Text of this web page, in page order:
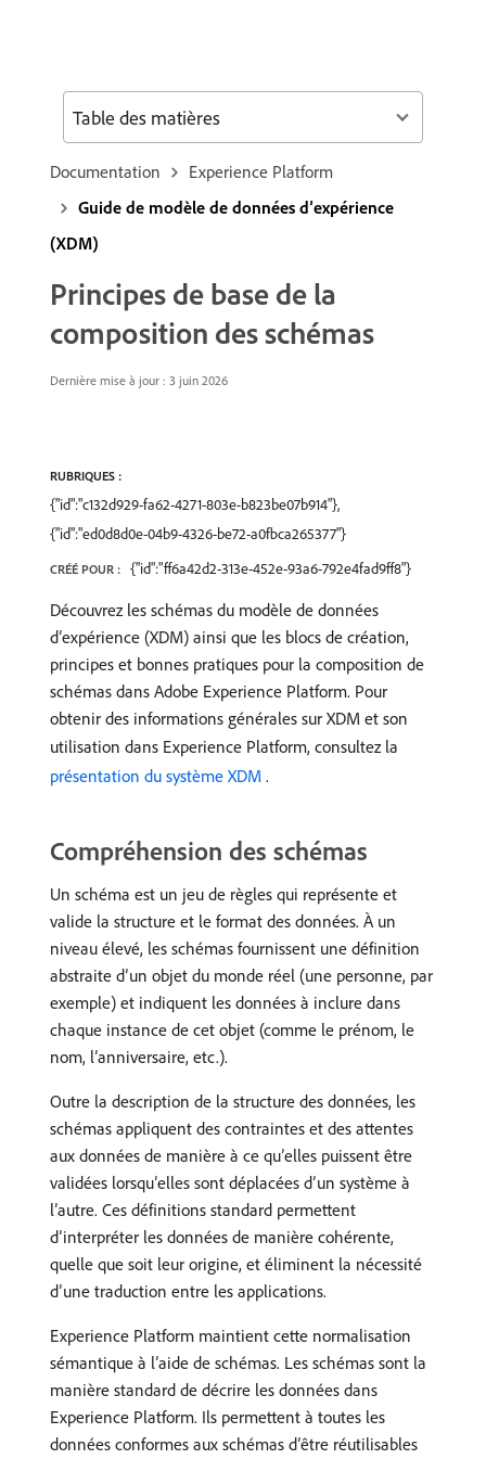
Documentation
Experience Platform
Guide de modèle de données d’expérience
(XDM)
Principes de base de la
composition des schémas
Dernière mise à jour : 3 juin 2026
RUBRIQUES :
{"id":"c132d929-fa62-4271-803e-b823be07b914"},
{"id":"ed0d8d0e-04b9-4326-be72-a0fbca265377"}
CRÉÉ POUR : {"id":"ff6a42d2-313e-452e-93a6-792e4fad9ff8"}
Découvrez les schémas du modèle de données
d’expérience (XDM) ainsi que les blocs de création,
principes et bonnes pratiques pour la composition de
schémas dans Adobe Experience Platform. Pour
obtenir des informations générales sur XDM et son
utilisation dans Experience Platform, consultez la
présentation du système XDM ​ .
Compréhension des schémas
Un schéma est un jeu de règles qui représente et
valide la structure et le format des données. À un
niveau élevé, les schémas fournissent une définition
abstraite d’un objet du monde réel (une personne, par
exemple) et indiquent les données à inclure dans
chaque instance de cet objet (comme le prénom, le
nom, l’anniversaire, etc.).
Outre la description de la structure des données, les
schémas appliquent des contraintes et des attentes
aux données de manière à ce qu’elles puissent être
validées lorsqu’elles sont déplacées d’un système à
l’autre. Ces définitions standard permettent
d’interpréter les données de manière cohérente,
quelle que soit leur origine, et éliminent la nécessité
d’une traduction entre les applications.
Experience Platform maintient cette normalisation
sémantique à l’aide de schémas. Les schémas sont la
manière standard de décrire les données dans
Experience Platform. Ils permettent à toutes les
données conformes aux schémas d’être réutilisables
Table des matières